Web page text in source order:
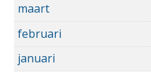
maart
februari
januari